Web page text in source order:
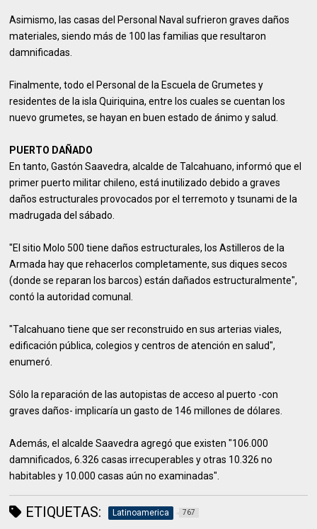
Asimismo, las casas del Personal Naval sufrieron graves daños
materiales, siendo más de 100 las familias que resultaron
damnificadas.
Finalmente, todo el Personal de la Escuela de Grumetes y
residentes de la isla Quiriquina, entre los cuales se cuentan los
nuevo grumetes, se hayan en buen estado de ánimo y salud.
PUERTO DAÑADO
En tanto, Gastón Saavedra, alcalde de Talcahuano, informó que el
primer puerto militar chileno, está inutilizado debido a graves
daños estructurales provocados por el terremoto y tsunami de la
madrugada del sábado.
"El sitio Molo 500 tiene daños estructurales, los Astilleros de la
Armada hay que rehacerlos completamente, sus diques secos
(donde se reparan los barcos) están dañados estructuralmente",
contó la autoridad comunal.
"Talcahuano tiene que ser reconstruido en sus arterias viales,
edificación pública, colegios y centros de atención en salud",
enumeró.
Sólo la reparación de las autopistas de acceso al puerto -con
graves daños- implicaría un gasto de 146 millones de dólares.
Además, el alcalde Saavedra agregó que existen "106.000
damnificados, 6.326 casas irrecuperables y otras 10.326 no
habitables y 10.000 casas aún no examinadas".
ETIQUETAS: Latinoamerica 767